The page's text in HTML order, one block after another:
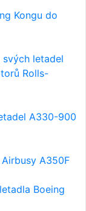
Kongu do
letadel
Rolls-
A330-900
A350F
Boeing